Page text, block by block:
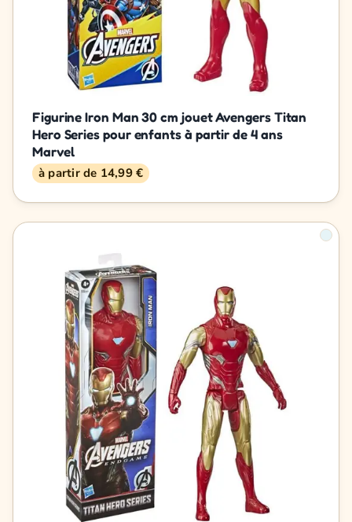
Figurine Iron Man 30 cm jouet Avengers Titan
Hero Series pour enfants à partir de 4 ans
Marvel
à partir de 14,99 €